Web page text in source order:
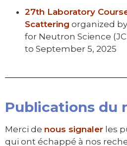
27th Laboratory
Scattering organized
for Neutron Science
to September 5, 2025
Publications du
Merci de nous signaler les
qui ont échappé à nos